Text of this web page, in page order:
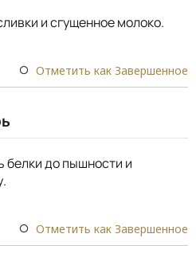
и сгущенное молоко.
Отметить как Завершенное
белки до пышности и
Отметить как Завершенное